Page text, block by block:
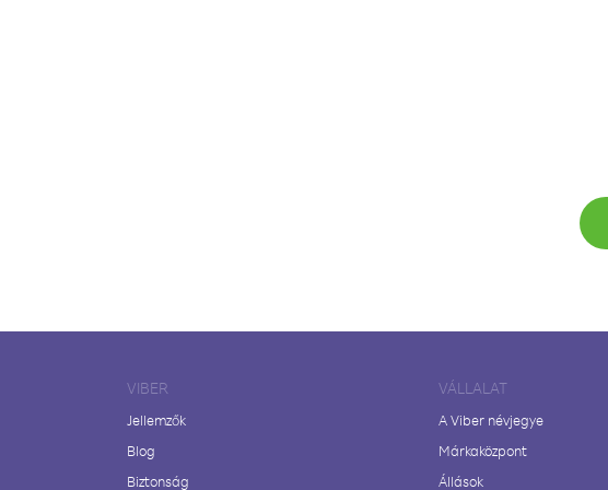
VIBER
Jellemzők
Blog
Biztonság
VÁLLALAT
A Viber névjegye
Márkaközpont
Állások